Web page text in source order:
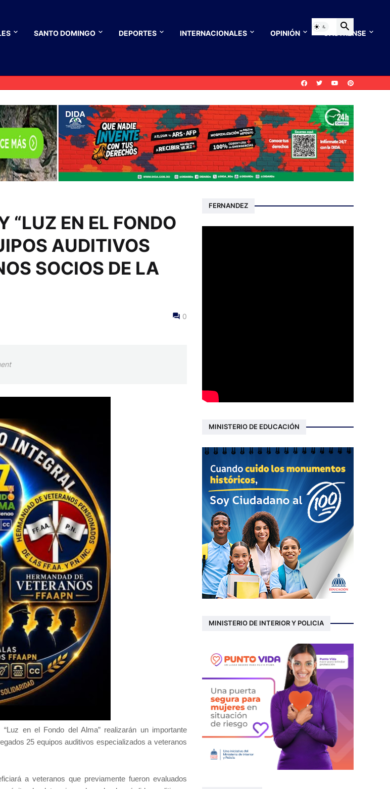
SANTO DOMINGO DEPORTES INTERNACIONALES OPINIÓN CASTRENSE
“LUZ EN EL FONDO
AUDITIVOS
SOCIOS DE LA
0
en el Fondo del Alma” realizarán un importante
25 equipos auditivos especializados a veteranos
a veteranos que previamente fueron evaluados
FERNANDEZ
MINISTERIO DE EDUCACIÓN
MINISTERIO DE INTERIOR Y POLICIA